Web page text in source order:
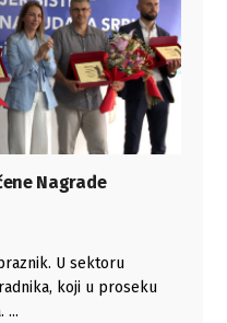
Nagrade
U sektoru
koji u proseku
...